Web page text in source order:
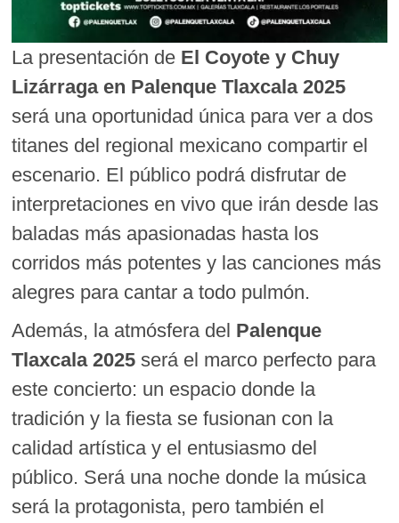
La presentación de El Coyote y Chuy
Lizárraga en Palenque Tlaxcala 2025
será una oportunidad única para ver a dos
titanes del regional mexicano compartir el
escenario. El público podrá disfrutar de
interpretaciones en vivo que irán desde las
baladas más apasionadas hasta los
corridos más potentes y las canciones más
alegres para cantar a todo pulmón.
Además, la atmósfera del Palenque
Tlaxcala 2025 será el marco perfecto para
este concierto: un espacio donde la
tradición y la fiesta se fusionan con la
calidad artística y el entusiasmo del
público. Será una noche donde la música
será la protagonista, pero también el